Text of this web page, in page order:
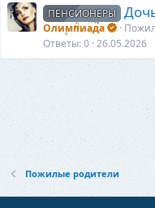
ПЕНСИОНЕРЫ
Олимпиада
Ответы 0 26.05.2026
Пожилые родители